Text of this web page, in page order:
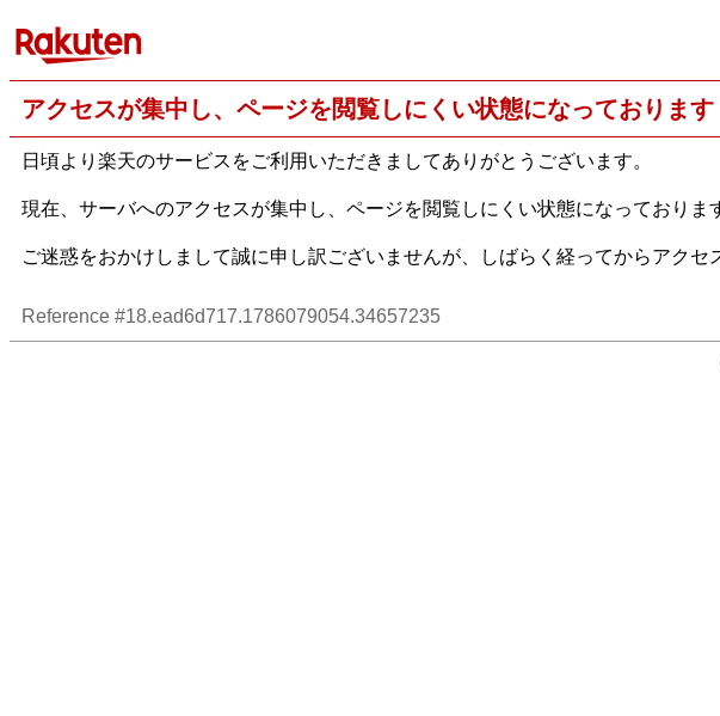
アクセスが集中し、ページを閲覧しにくい状態になっております
日頃より楽天のサービスをご利用いただきましてありがとうございます。
現在、サーバへのアクセスが集中し、ページを閲覧しにくい状態になっておりま
ご迷惑をおかけしまして誠に申し訳ございませんが、しばらく経ってからアク
Reference #18.ead6d717.1786079054.34657235